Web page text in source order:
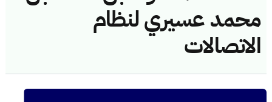
محمد عسيري لنظام
الاتصالات